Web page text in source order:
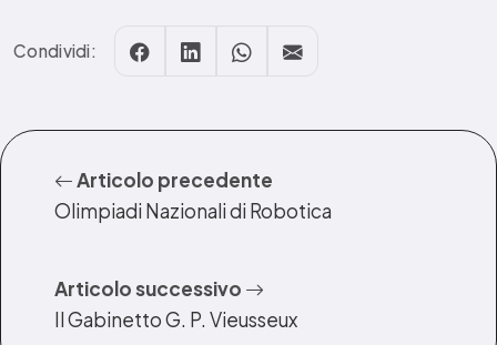
Condividi:
Articolo precedente
Olimpiadi Nazionali di Robotica
Articolo successivo
Il Gabinetto G. P. Vieusseux